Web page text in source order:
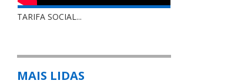
TARIFA SOCIAL...
MAIS LIDAS